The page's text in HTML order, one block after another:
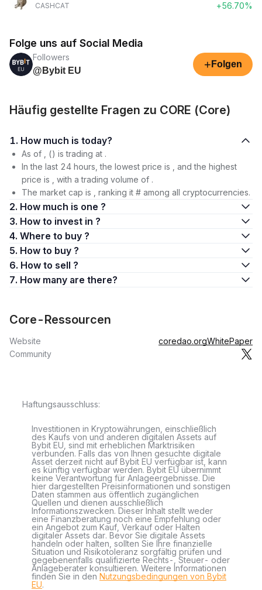
CASHCAT
+56.70%
Folge uns auf Social Media
Followers
@Bybit EU
+ Folgen
Häufig gestellte Fragen zu CORE (Core)
1. How much is today?
As of , () is trading at .
In the last 24 hours, the lowest price is , and the highest
price is , with a trading volume of .
The market cap is , ranking it # among all cryptocurrencies.
2. How much is one ?
3. How to invest in ?
4. Where to buy ?
5. How to buy ?
6. How to sell ?
7. How many are there?
Core-Ressourcen
Website coredao.orgWhitePaper
Community
Haftungsausschluss:
Investitionen in Kryptowährungen, einschließlich
des Kaufs von und anderen digitalen Assets auf
Bybit EU, sind mit erheblichen Marktrisiken
verbunden. Falls das von Ihnen gesuchte digitale
Asset derzeit nicht auf Bybit EU verfügbar ist, kann
es künftig verfügbar werden. Bybit EU übernimmt
keine Verantwortung für Anlageergebnisse. Die
hier dargestellten Preisinformationen und sonstigen
Daten stammen aus öffentlich zugänglichen
Quellen und dienen ausschließlich
Informationszwecken. Dieser Inhalt stellt weder
eine Finanzberatung noch eine Empfehlung oder
ein Angebot zum Kauf, Verkauf oder Halten
digitaler Assets dar. Bevor Sie digitale Assets
handeln oder halten, sollten Sie Ihre finanzielle
Situation und Risikotoleranz sorgfältig prüfen und
gegebenenfalls qualifizierte Rechts-, Steuer- oder
Anlageberater konsultieren. Weitere Informationen
finden Sie in den Nutzungsbedingungen von Bybit
EU.